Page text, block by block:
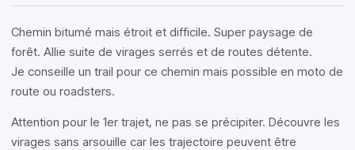
Chemin bitumé mais étroit et difficile. Super paysage de
forêt. Allie suite de virages serrés et de routes détente.
Je conseille un trail pour ce chemin mais possible en moto de
route ou roadsters.
Attention pour le 1er trajet, ne pas se précipiter. Découvre les
virages sans arsouille car les trajectoire peuvent être